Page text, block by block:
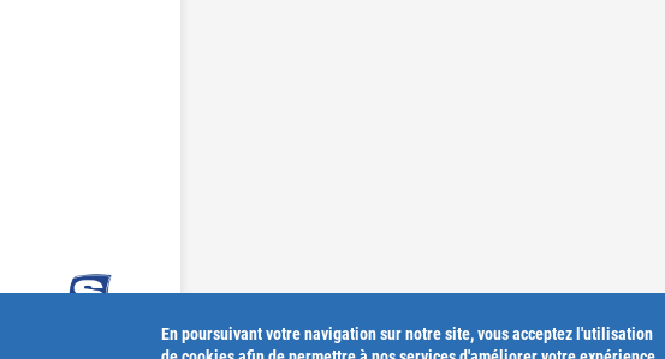
En poursuivant votre navigation sur notre site, vous acceptez l'utilisation